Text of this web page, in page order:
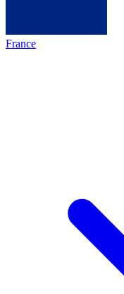
France